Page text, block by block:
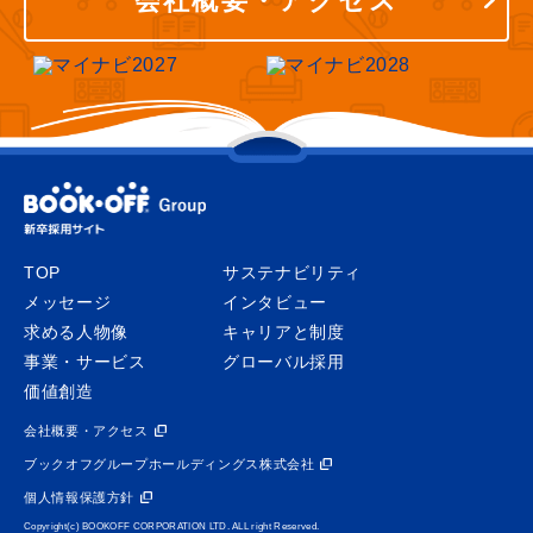
TOP
メッセージ
求める人物像
事業・サービス
価値創造
サステナビリティ
インタビュー
キャリアと制度
グローバル採用
会社概要・アクセス
ブックオフグループホールディングス株式会社
個人情報保護方針
Copyright(c) BOOKOFF CORPORATION LTD. ALL right Reserved.